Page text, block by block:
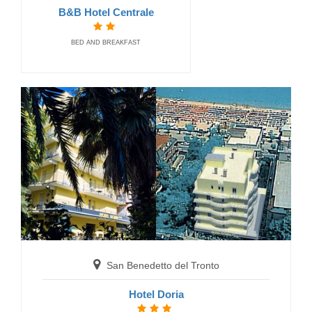
San Benedetto del Tronto
Affittacamere Acquapazza Rooms
GUEST HOUSE
B&B Hotel Centrale
BED AND BREAKFAST
San Benedetto del Tronto
Hotel Doria